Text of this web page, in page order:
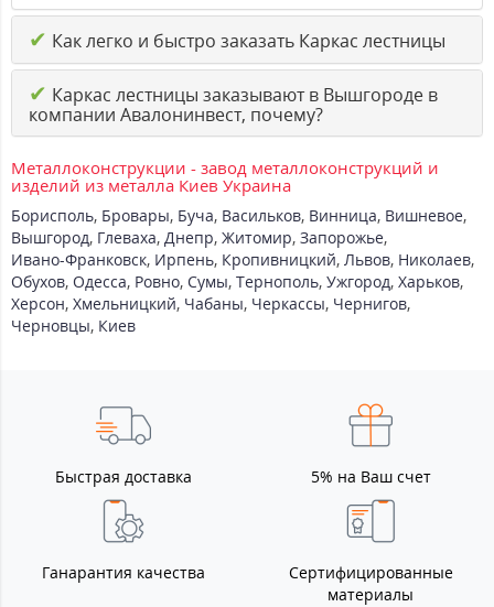
✔ Как легко и быстро заказать Каркас лестницы
✔ Каркас лестницы заказывают в Вышгороде в
компании Авалонинвест, почему?
Металлоконструкции - завод металлоконструкций и
изделий из металла Киев Украина
Борисполь, Бровары, Буча, Васильков, Винница, Вишневое,
Вышгород, Глеваха, Днепр, Житомир, Запорожье,
Ивано-Франковск, Ирпень, Кропивницкий, Львов, Николаев,
Обухов, Одесса, Ровно, Сумы, Тернополь, Ужгород, Харьков,
Херсон, Хмельницкий, Чабаны, Черкассы, Чернигов,
Черновцы, Киев
Быстрая доставка 5% на Ваш счет
Ганарантия качества
Сертифицированные
материалы